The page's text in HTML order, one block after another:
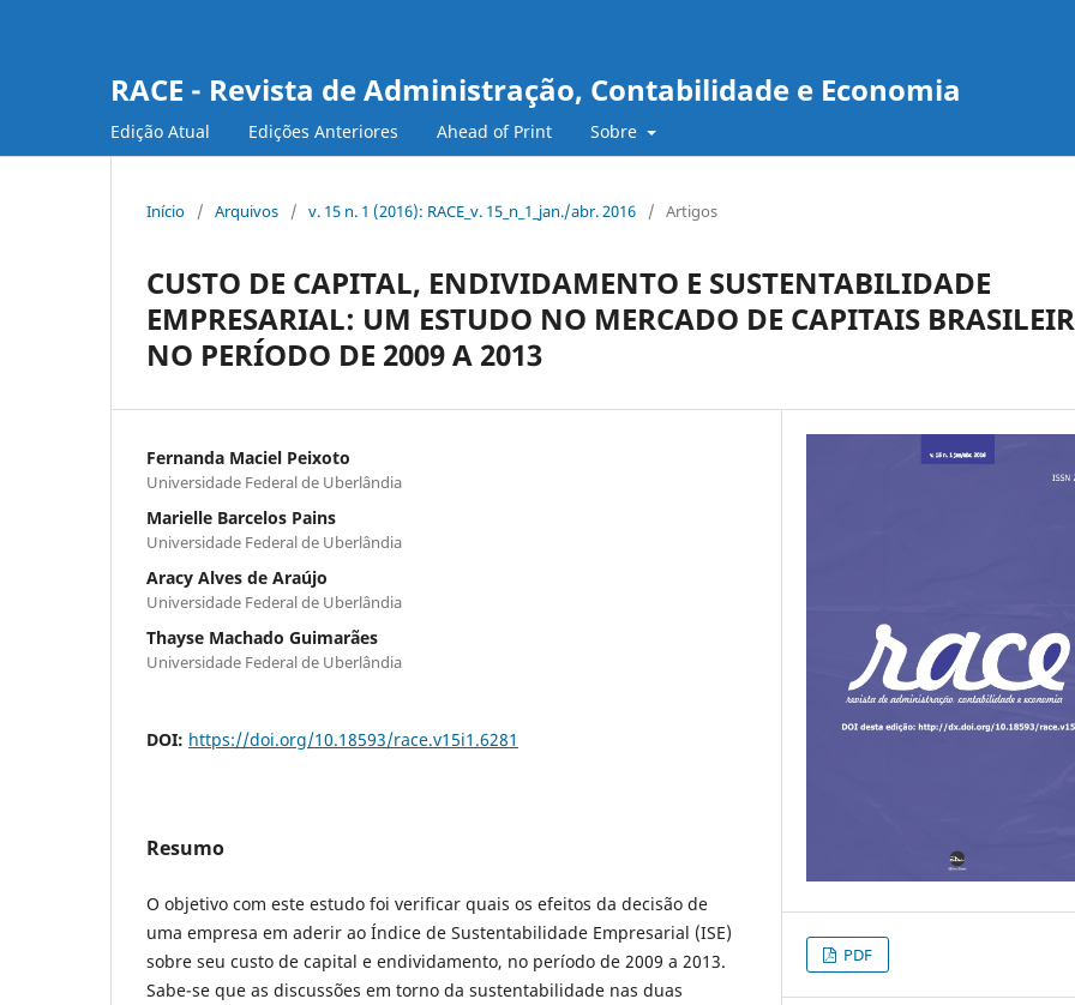
RACE - Revista de Administração, Contabilidade e Economia
Edição Atual Edições Anteriores Ahead of Print Sobre
Início / Arquivos / v. 15 n. 1 (2016): RACE_v. 15_n_1_jan./abr. 2016 / Artigos
CUSTO DE CAPITAL, ENDIVIDAMENTO E SUSTENTABILIDADE
EMPRESARIAL: UM ESTUDO NO MERCADO DE CAPITAIS
NO PERÍODO DE 2009 A 2013
Fernanda Maciel Peixoto
Universidade Federal de Uberlândia
Marielle Barcelos Pains
Universidade Federal de Uberlândia
Aracy Alves de Araújo
Universidade Federal de Uberlândia
Thayse Machado Guimarães
Universidade Federal de Uberlândia
DOI: https://doi.org/10.18593/race.v15i1.6281
Resumo
O objetivo com este estudo foi verificar quais os efeitos da decisão de
uma empresa em aderir ao Índice de Sustentabilidade Empresarial (ISE)
sobre seu custo de capital e endividamento, no período de 2009 a 2013.
Sabe-se que as discussões em torno da sustentabilidade nas duas
PDF